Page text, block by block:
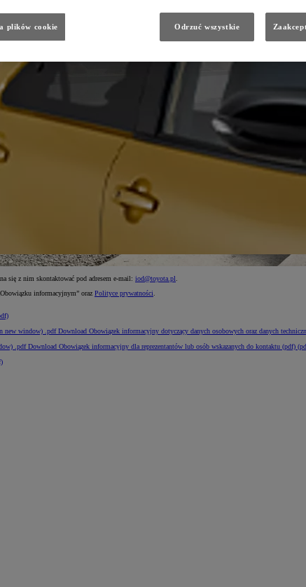
się z nim skontaktować pod adresem e-mail: iod@toyota.pl
informacyjnym” oraz Polityce prywatności
new window) .pdfDownload Obowiązek informacyjny dotyczący danych osobowych oraz danych
.pdfDownload Obowiązek informacyjny dla reprezentantów lub osób wskazanych do kontaktu (pdf)
plików cookie Odrzuć wszystkie